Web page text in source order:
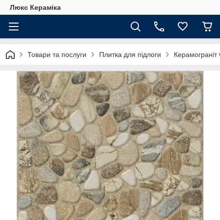
Люкс Кераміка
Товари та послуги Плитка для підлоги